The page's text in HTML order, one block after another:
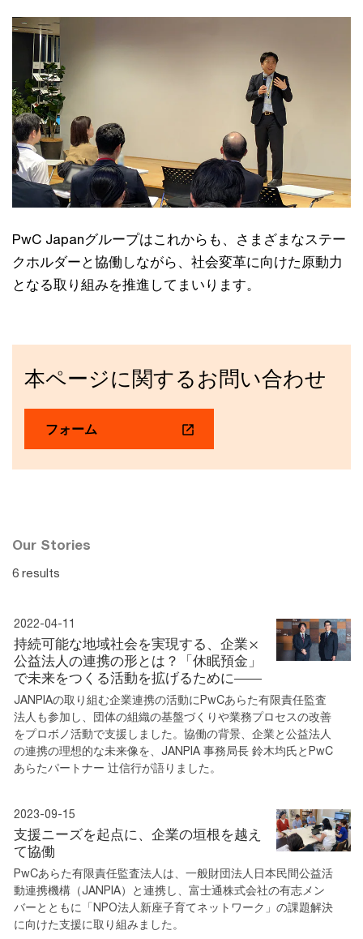
PwC Japanグループはこれからも、さまざまなステー
クホルダーと協働しながら、社会変革に向けた原動力
となる取り組みを推進してまいります。
本ページに関するお問い合わせ
フォーム
Our Stories
6 results
2022-04-11
持続可能な地域社会を実現する、企業×
公益法人の連携の形とは？「休眠預金」
で未来をつくる活動を拡げるために――
JANPIAの取り組む企業連携の活動にPwCあらた有限責任監査
法人も参加し、団体の組織の基盤づくりや業務プロセスの改善
をプロボノ活動で支援しました。協働の背景、企業と公益法人
の連携の理想的な未来像を、JANPIA 事務局長 鈴木均氏とPwC
あらたパートナー 辻信行が語りました。
2023-09-15
支援ニーズを起点に、企業の垣根を越え
て協働
PwCあらた有限責任監査法人は、一般財団法人日本民間公益活
動連携機構（JANPIA）と連携し、富士通株式会社の有志メン
バーとともに「NPO法人新座子育てネットワーク」の課題解決
に向けた支援に取り組みました。